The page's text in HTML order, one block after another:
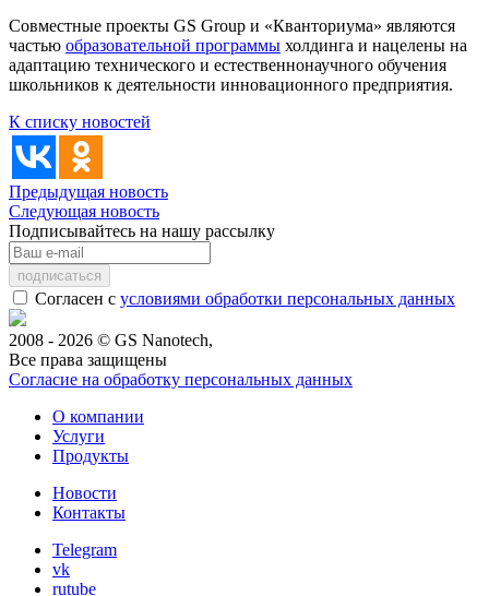
Совместные проекты GS Group и «Кванториума» являются
частью образовательной программы холдинга и нацелены на
адаптацию технического и естественнонаучного обучения
школьников к деятельности инновационного предприятия.
К списку новостей
Предыдущая новость
Следующая новость
Подписывайтесь на нашу рассылку
Согласен с условиями обработки персональных данных
2008 - 2026 © GS Nanotech,
Все права защищены
Согласие на обработку персональных данных
О компании
Услуги
Продукты
Новости
Контакты
Telegram
vk
rutube